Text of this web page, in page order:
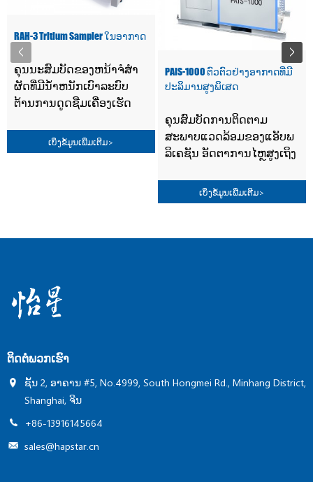
RAH-3 Tritium Sampler ໃນອາກາດ
ຄຸນນະສົມບັດຂອງຫນ້າຈໍສໍາ
ຜັດທີ່ມີນ້ໍາຫນັກເບົາລະບົບ
ຕ້ານການດູດຊືມເຄື່ອງເຮັດ
ເຄື່ອງເຮັດຄວາມເຢັນ
semiconductor ເຕົາອົບ
ເບິ່ງຂໍ້ມູນເພີ່ມເຕີມ>
PAIS-1000 ຕົວຕົວຢ່າງອາກາດທີ່ມີ
ປະລິມານສູງພິເສດ
ຄຸນສົມບັດການຕິດຕາມ
ສະພາບແວດລ້ອມຂອງແອັບພ
ລິເຄຊັນ ອັດຕາການໄຫຼສູງເຖິງ
ຊ່ອງລົມພັດລົມດ້ານຂ້າງ ເຫຼັກ
ສະແຕນເລດທີ່ມີການເຄືອບ
Multi-mode: Continous,
ເບິ່ງຂໍ້ມູນເພີ່ມເຕີມ>
ຕິດ​ຕໍ່​ພວກ​ເຮົາ
ຊັ້ນ 2, ອາຄານ #5, No.4999, South Hongmei Rd., Minhang District,
Shanghai, ຈີນ
+86-13916145664
sales@hapstar.cn